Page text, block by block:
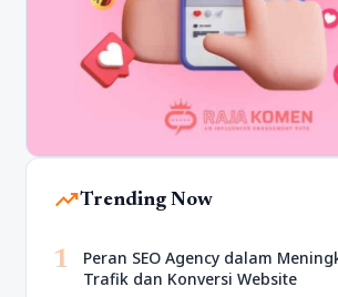
trending_upTrending Now
1
Peran SEO Agency dalam
Trafik dan Konversi Website